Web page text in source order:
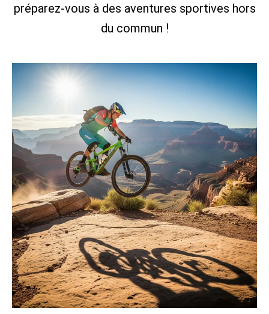
préparez-vous à des aventures sportives hors
du commun !